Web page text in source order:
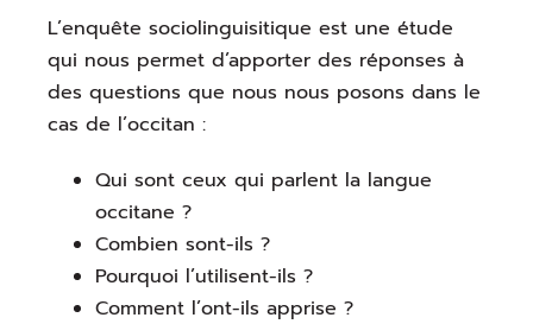
L’enquête sociolinguisitique est une étude
qui nous permet d’apporter des réponses à
des questions que nous nous posons dans le
cas de l’occitan :
Qui sont ceux qui parlent la langue
occitane ?
Combien sont-ils ?
Pourquoi l’utilisent-ils ?
Comment l’ont-ils apprise ?